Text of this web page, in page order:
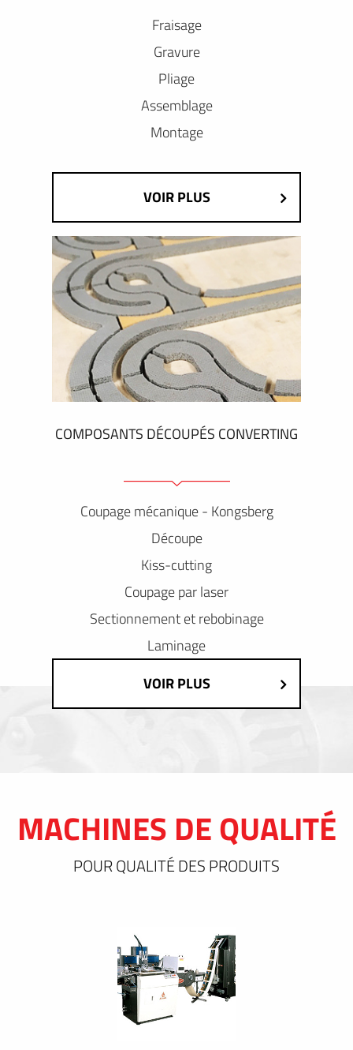
Fraisage
Gravure
Pliage
Assemblage
Montage
VOIR PLUS
COMPOSANTS DÉCOUPÉS CONVERTING
Coupage mécanique - Kongsberg
Découpe
Kiss-cutting
Coupage par laser
Sectionnement et rebobinage
Laminage
VOIR PLUS
MACHINES DE QUALITÉ
POUR QUALITÉ DES PRODUITS